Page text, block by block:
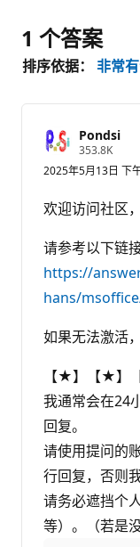
1 个答案
排序依据： 非常
Pondsi
353.8K信
誉
分
2025年5月13日 下
欢迎访问社区
请参考以下链
https://
hans/
如果无法激活
【★】【★】
我通常会在24
回复。
请使用提问的
行回复，否则
请务必遮挡个
等）。（若是